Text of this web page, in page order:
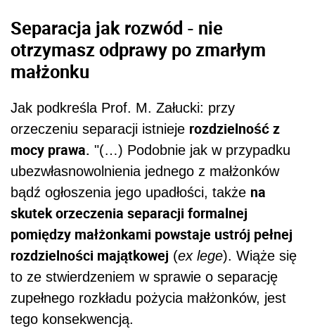
Separacja jak rozwód - nie
otrzymasz odprawy po zmarłym
małżonku
Jak podkreśla Prof. M. Załucki: przy
orzeczeniu separacji istnieje rozdzielność z
mocy prawa. "(…) Podobnie jak w przypadku
ubezwłasnowolnienia jednego z małżonków
bądź ogłoszenia jego upadłości, także na
skutek orzeczenia separacji formalnej
pomiędzy małżonkami powstaje ustrój pełnej
rozdzielności majątkowej (ex lege). Wiąże się
to ze stwierdzeniem w sprawie o separację
zupełnego rozkładu pożycia małżonków, jest
tego konsekwencją.